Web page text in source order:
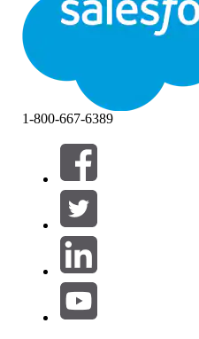
关闭关闭
筛选器 (0)
选择筛选器
产品区域
1-800-667-6389